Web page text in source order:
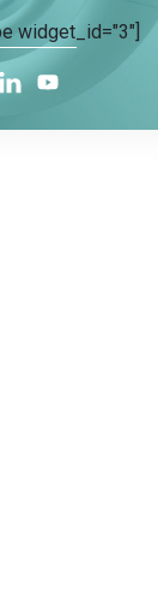
widget_id="3"]